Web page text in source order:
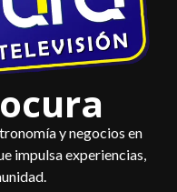
y negocios en
impulsa experiencias,